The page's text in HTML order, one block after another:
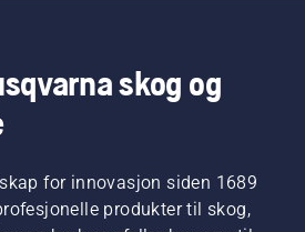
skog og
for innovasjon siden 1689
produkter til skog,